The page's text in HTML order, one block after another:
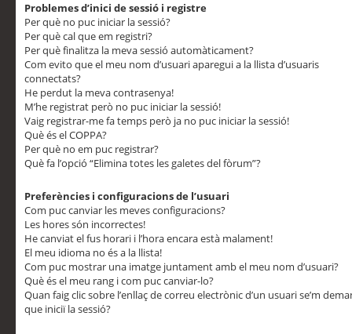
Problemes d’inici de sessió i registre
Per què no puc iniciar la sessió?
Per què cal que em registri?
Per què finalitza la meva sessió automàticament?
Com evito que el meu nom d’usuari aparegui a la llista d’usuaris
connectats?
He perdut la meva contrasenya!
M’he registrat però no puc iniciar la sessió!
Vaig registrar-me fa temps però ja no puc iniciar la sessió!
Què és el COPPA?
Per què no em puc registrar?
Què fa l’opció “Elimina totes les galetes del fòrum”?
Preferències i configuracions de l’usuari
Com puc canviar les meves configuracions?
Les hores són incorrectes!
He canviat el fus horari i l’hora encara està malament!
El meu idioma no és a la llista!
Com puc mostrar una imatge juntament amb el meu nom d’usuari?
Què és el meu rang i com puc canviar-lo?
Quan faig clic sobre l’enllaç de correu electrònic d’un usuari se’m
que iniciï la sessió?